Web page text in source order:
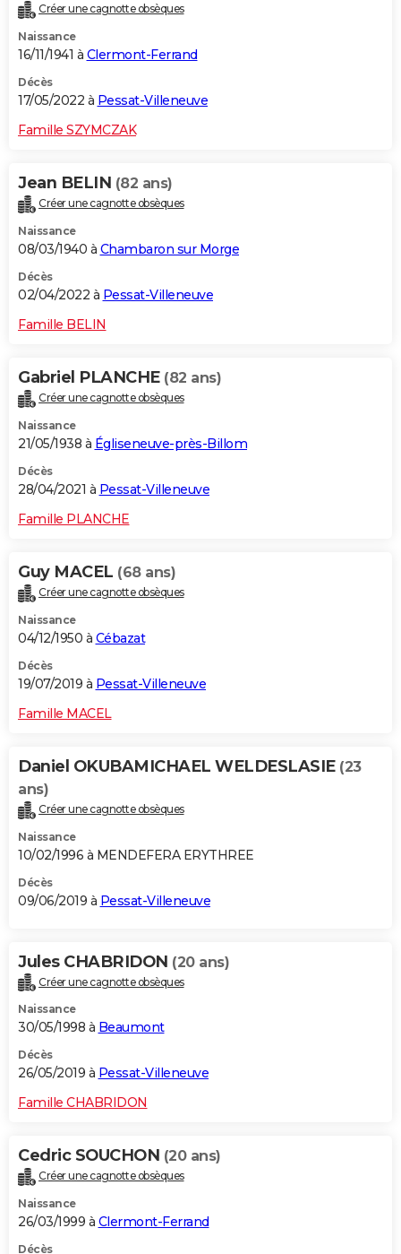
Créer une cagnotte obsèques
Naissance
16/11/1941 à Clermont-Ferrand
Décès
17/05/2022 à Pessat-Villeneuve
Famille SZYMCZAK
Jean BELIN (82 ans)
Créer une cagnotte obsèques
Naissance
08/03/1940 à Chambaron sur Morge
Décès
02/04/2022 à Pessat-Villeneuve
Famille BELIN
Gabriel PLANCHE (82 ans)
Créer une cagnotte obsèques
Naissance
21/05/1938 à Égliseneuve-près-Billom
Décès
28/04/2021 à Pessat-Villeneuve
Famille PLANCHE
Guy MACEL (68 ans)
Créer une cagnotte obsèques
Naissance
04/12/1950 à Cébazat
Décès
19/07/2019 à Pessat-Villeneuve
Famille MACEL
Daniel OKUBAMICHAEL WELDESLASIE (23
ans)
Créer une cagnotte obsèques
Naissance
10/02/1996 à MENDEFERA ERYTHREE
Décès
09/06/2019 à Pessat-Villeneuve
Jules CHABRIDON (20 ans)
Créer une cagnotte obsèques
Naissance
30/05/1998 à Beaumont
Décès
26/05/2019 à Pessat-Villeneuve
Famille CHABRIDON
Cedric SOUCHON (20 ans)
Créer une cagnotte obsèques
Naissance
26/03/1999 à Clermont-Ferrand
Décès